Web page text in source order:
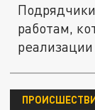
работам,